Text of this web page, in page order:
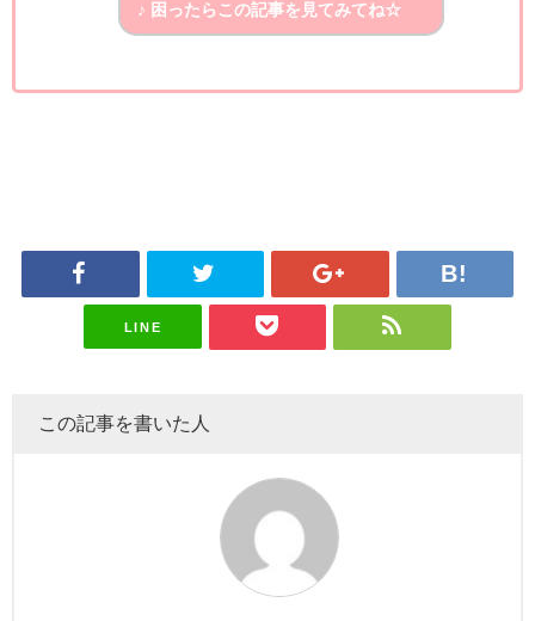
♪ 困ったらこの記事を見てみてね☆
LINE
この記事を書いた人